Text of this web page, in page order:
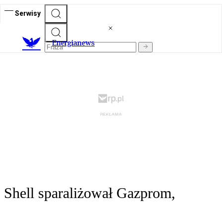
Serwisy
Energianews
Shell sparaliżował Gazprom,